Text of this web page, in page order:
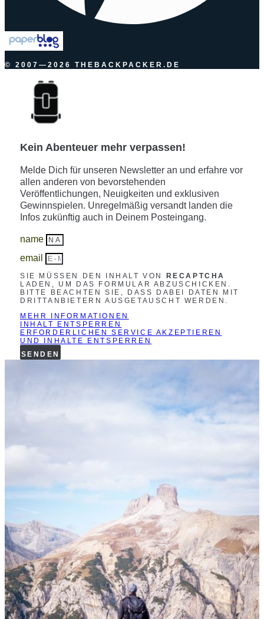
© 2007—2026 THEBACKPACKER.DE
Kein Abenteuer mehr verpassen!
Melde Dich für unseren Newsletter an und erfahre vor
allen anderen von bevorstehenden
Veröffentlichungen, Neuigkeiten und exklusiven
Gewinnspielen. Unregelmäßig versandt landen die
Infos zukünftig auch in Deinem Posteingang.
name
email
SIE MÜSSEN DEN INHALT VON RECAPTCHA
LADEN, UM DAS FORMULAR ABZUSCHICKEN.
BITTE BEACHTEN SIE, DASS DABEI DATEN MIT
DRITTANBIETERN AUSGETAUSCHT WERDEN.
MEHR INFORMATIONEN
INHALT ENTSPERREN
ERFORDERLICHEN SERVICE AKZEPTIEREN
UND INHALTE ENTSPERREN
SENDEN